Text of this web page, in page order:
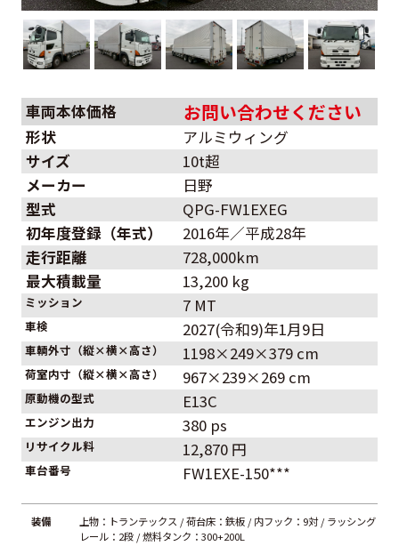
車両本体価格 お問い合わせください
形状
アルミウィング
サイズ
10t超
メーカー
日野
型式
QPG-FW1EXEG
初年度登録（年式）
2016年／平成28年
走行距離
728,000km
最大積載量
13,200 kg
ミッション 7 MT
車検 2027(令和9)年1月9日
車輌外寸（縦×横×高さ） 1198×249×379 cm
荷室内寸（縦×横×高さ） 967×239×269 cm
原動機の型式 E13C
エンジン出力 380 ps
リサイクル料 12,870 円
車台番号 FW1EXE-150***
装備
上物：トランテックス / 荷台床：鉄板 / 内フック：9対 / ラッシング
レール：2段 / 燃料タンク：300+200L